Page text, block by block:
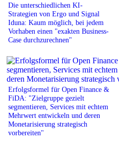
Die unterschiedlichen KI-
Strategien von Ergo und Signal
Iduna: Kaum möglich, bei jedem
Vorhaben einen "exakten Business-
Case durchzurechnen"
Erfolgsformel für Open Finance &
FiDA: "Zielgruppe gezielt
segmentieren, Services mit echtem
Mehrwert entwickeln und deren
Monetarisierung strategisch
vorbereiten"